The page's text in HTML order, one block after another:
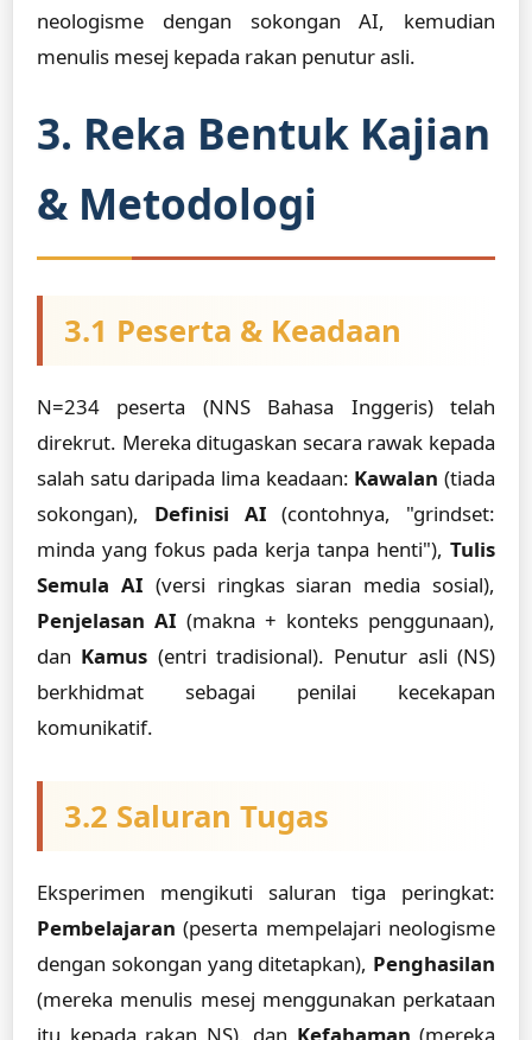
neologisme dengan sokongan AI, kemudian
menulis mesej kepada rakan penutur asli.
3. Reka Bentuk Kajian
& Metodologi
3.1 Peserta & Keadaan
N=234 peserta (NNS Bahasa Inggeris) telah
direkrut. Mereka ditugaskan secara rawak kepada
salah satu daripada lima keadaan: Kawalan (tiada
sokongan), Definisi AI (contohnya, "grindset:
minda yang fokus pada kerja tanpa henti"), Tulis
Semula AI (versi ringkas siaran media sosial),
Penjelasan AI (makna + konteks penggunaan),
dan Kamus (entri tradisional). Penutur asli (NS)
berkhidmat sebagai penilai kecekapan
komunikatif.
3.2 Saluran Tugas
Eksperimen mengikuti saluran tiga peringkat:
Pembelajaran (peserta mempelajari neologisme
dengan sokongan yang ditetapkan), Penghasilan
(mereka menulis mesej menggunakan perkataan